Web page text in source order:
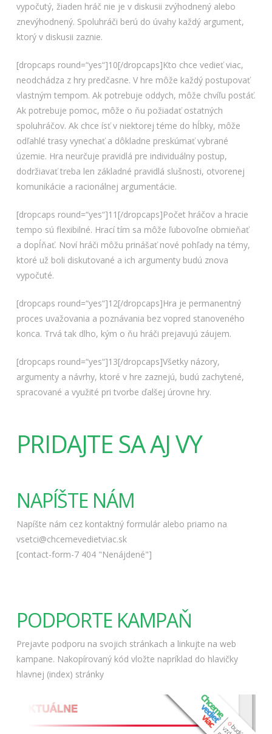
vypočutý, žiaden hráč nie je v diskusii zvýhodnený alebo
znevýhodnený. Spoluhráči berú do úvahy každý argument,
ktorý v diskusii zaznie.
[dropcaps round=“yes“]10[/dropcaps]Kto chce vedieť viac,
neodchádza z hry predčasne. V hre môže každý postupovať
vlastným tempom. Ak potrebuje oddych, môže chvíľu postáť.
Ak potrebuje pomoc, môže o ňu požiadať ostatných
spoluhráčov. Ak chce ísť v niektorej téme do hĺbky, môže
odľahlé trasy vynechať a dôkladne preskúmať vybrané
územie. Hra neurčuje pravidlá pre individuálny postup,
dodržiavať treba len základné pravidlá slušnosti, otvorenej
komunikácie a racionálnej argumentácie.
[dropcaps round=“yes“]11[/dropcaps]Počet hráčov a hracie
tempo sú flexibilné. Hrací tím sa môže ľubovoľne obmieňať
a dopĺňať. Noví hráči môžu prinášať nové pohľady na témy,
ktoré už boli diskutované a ich argumenty budú znova
vypočuté.
[dropcaps round=“yes“]12[/dropcaps]Hra je permanentný
proces uvažovania a poznávania bez vopred stanoveného
konca. Trvá tak dlho, kým o ňu hráči prejavujú záujem.
[dropcaps round=“yes“]13[/dropcaps]Všetky názory,
argumenty a návrhy, ktoré v hre zaznejú, budú zachytené,
spracované a využité pri tvorbe ďalšej úrovne hry.
PRIDAJTE SA AJ VY
NAPÍŠTE NÁM
Napíšte nám cez kontaktný formulár alebo priamo na
vsetci@chcemevedietviac.sk
[contact-form-7 404 "Nenájdené"]
PODPORTE KAMPAŇ
Prejavte podporu na svojich stránkach a linkujte na web
kampane. Nakopírovaný kód vložte napríklad do hlavičky
hlavnej (index) stránky